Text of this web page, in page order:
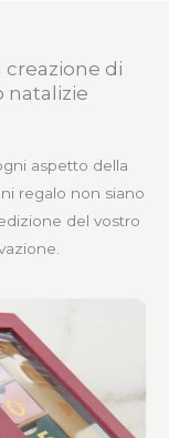
creazione di
natalizie
aspetto della
regalo non siano
del vostro